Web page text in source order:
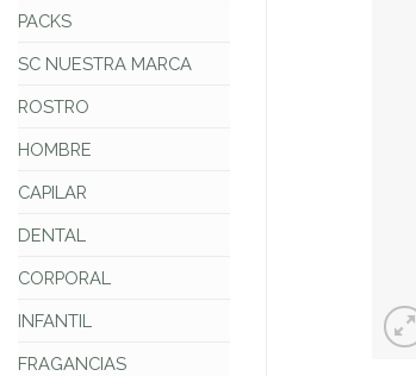
PACKS
SC NUESTRA MARCA
ROSTRO
HOMBRE
CAPILAR
DENTAL
CORPORAL
INFANTIL
FRAGANCIAS